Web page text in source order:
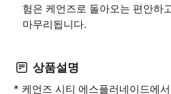
험은 케언즈로 돌아오는 편안하
마무리됩니다.
상품설명
* 케언즈 시티 에스플러네이드에